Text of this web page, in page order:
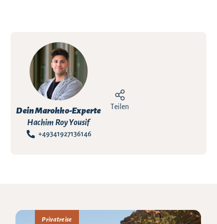
Dein Marokko-Experte
Hachim Roy Yousif
+49341927136146
Teilen
Privatreise